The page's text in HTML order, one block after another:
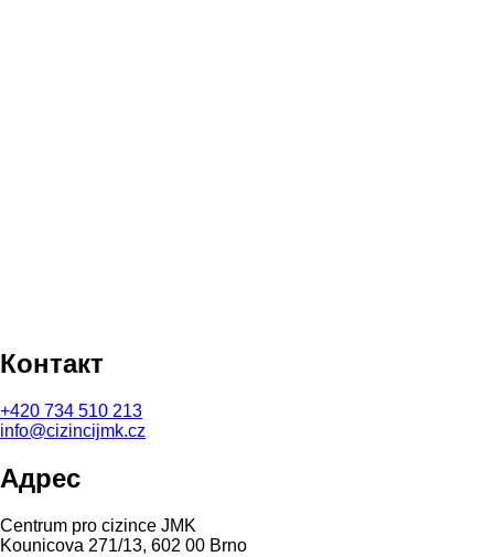
Контакт
+420 734 510 213
info@cizincijmk.cz
Адрес
Centrum pro cizince JMK
Kounicova 271/13, 602 00 Brno